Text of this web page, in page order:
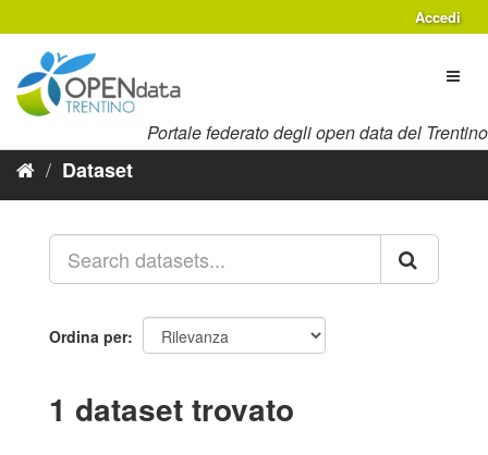
al
contenuto
Accedi
Portale federato degli open data del Trentino
Dataset
Ordina per
1 dataset trovato